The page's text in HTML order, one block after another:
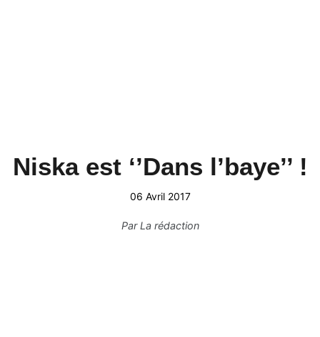
Niska est ‘’Dans l’baye’’ !
06 Avril 2017
ParLa rédaction